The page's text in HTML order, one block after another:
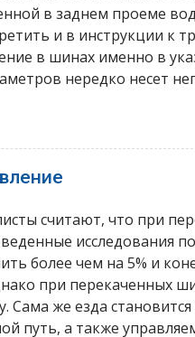
в заднем проеме
и в инструкции к
в шинах именно в
нередко несет
считают, что при
исследования
более чем на 5% и
при перекаченных
Сама же езда
путь, а также